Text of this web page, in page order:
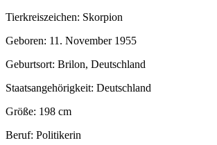
Tierkreiszeichen: Skorpion
Geboren: 11. November 1955
Geburtsort: Brilon, Deutschland
Staatsangehörigkeit: Deutschland
Größe: 198 cm
Beruf: Politikerin